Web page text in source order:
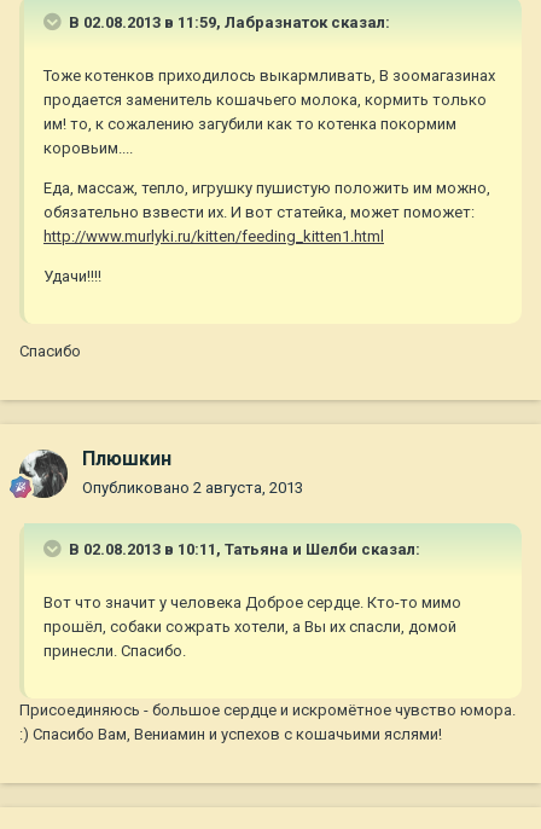
В 02.08.2013 в 11:59, Лабразнаток сказал:
Тоже котенков приходилось выкармливать, В зоомагазинах
продается заменитель кошачьего молока, кормить только
им! то, к сожалению загубили как то котенка покормим
коровьим....
Еда, массаж, тепло, игрушку пушистую положить им можно,
обязательно взвести их. И вот статейка, может поможет:
http://www.murlyki.ru/kitten/feeding_kitten1.html
Удачи!!!!
Спасибо
Плюшкин
Опубликовано 2 августа, 2013
В 02.08.2013 в 10:11, Татьяна и Шелби сказал:
Вот что значит у человека Доброе сердце. Кто-то мимо
прошёл, собаки сожрать хотели, а Вы их спасли, домой
принесли. Спасибо.
Присоединяюсь - большое сердце и искромётное чувство юмора.
:) Спасибо Вам, Вениамин и успехов с кошачьими яслями!